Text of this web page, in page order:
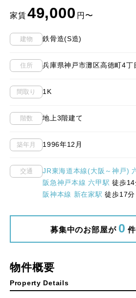
家賃49,000 円〜
建物 鉄骨造(S造)
住所 兵庫県神戸市灘区高徳町4丁
間取り 1K
階数 地上3階建て
築年月 1996年12月
交通 JR東海道本線(大阪～神戸)
阪急神戸本線 六甲駅徒歩14
阪神本線 新在家駅徒歩17分
募集中のお部屋が 0
物件概要
Property Details